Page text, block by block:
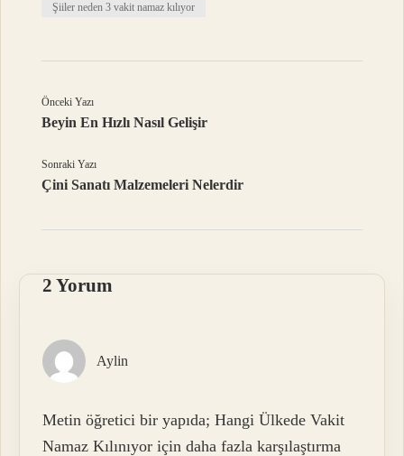
Şiiler neden 3 vakit namaz kılıyor
Önceki Yazı
Beyin En Hızlı Nasıl Gelişir
Sonraki Yazı
Çini Sanatı Malzemeleri Nelerdir
2 Yorum
Aylin
Metin öğretici bir yapıda; Hangi Ülkede Vakit
Namaz Kılınıyor için daha fazla karşılaştırma